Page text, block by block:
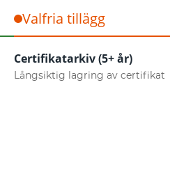
Valfria tillägg
Certifikatarkiv (5+ år)
Långsiktig lagring av certifikat